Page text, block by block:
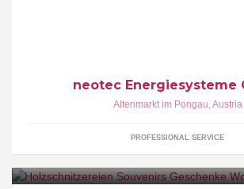
neotec Energiesysteme
Altenmarkt im Pongau,Austria
PROFESSIONAL SERVICE